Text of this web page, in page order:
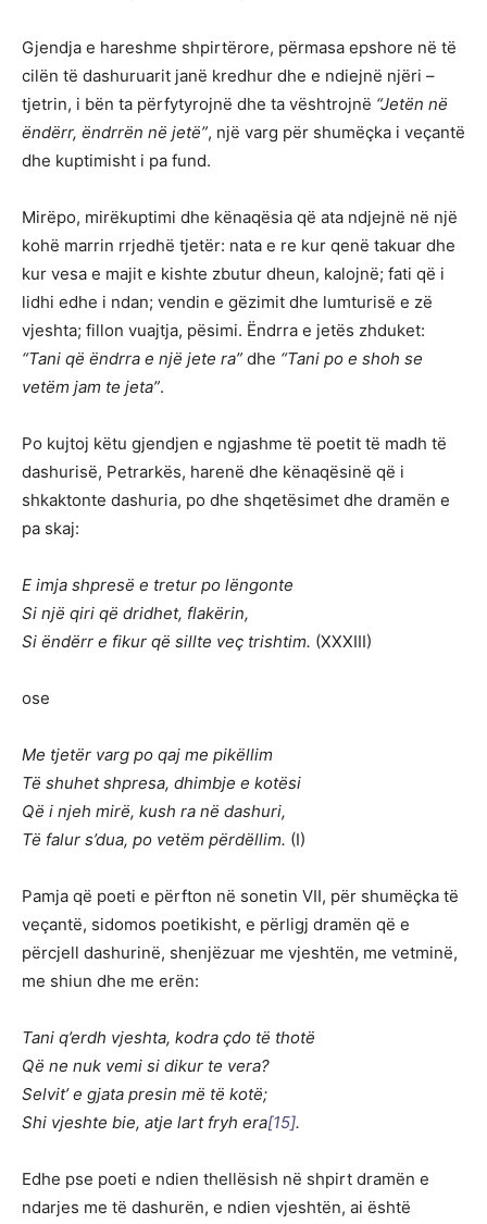
Gjendja e hareshme shpirtërore, përmasa epshore në të
cilën të dashuruarit janë kredhur dhe e ndiejnë njëri –
tjetrin, i bën ta përfytyrojnë dhe ta vështrojnë “Jetën në
ëndërr, ëndrrën në jetë”, një varg për shumëçka i veçantë
dhe kuptimisht i pa fund.
Mirëpo, mirëkuptimi dhe kënaqësia që ata ndjejnë në një
kohë marrin rrjedhë tjetër: nata e re kur qenë takuar dhe
kur vesa e majit e kishte zbutur dheun, kalojnë; fati që i
lidhi edhe i ndan; vendin e gëzimit dhe lumturisë e zë
vjeshta; fillon vuajtja, pësimi. Ëndrra e jetës zhduket:
“Tani që ëndrra e një jete ra” dhe “Tani po e shoh se
vetëm jam te jeta”.
Po kujtoj këtu gjendjen e ngjashme të poetit të madh të
dashurisë, Petrarkës, harenë dhe kënaqësinë që i
shkaktonte dashuria, po dhe shqetësimet dhe dramën e
pa skaj:
E imja shpresë e tretur po lëngonte
Si një qiri që dridhet, flakërin,
Si ëndërr e fikur që sillte veç trishtim. (XXXIII)
ose
Me tjetër varg po qaj me pikëllim
Të shuhet shpresa, dhimbje e kotësi
Që i njeh mirë, kush ra në dashuri,
Të falur s’dua, po vetëm përdëllim. (I)
Pamja që poeti e përfton në sonetin VII, për shumëçka të
veçantë, sidomos poetikisht, e përligj dramën që e
përcjell dashurinë, shenjëzuar me vjeshtën, me vetminë,
me shiun dhe me erën:
Tani q’erdh vjeshta, kodra çdo të thotë
Që ne nuk vemi si dikur te vera?
Selvit’ e gjata presin më të kotë;
Shi vjeshte bie, atje lart fryh era[15].
Edhe pse poeti e ndien thellësish në shpirt dramën e
ndarjes me të dashurën, e ndien vjeshtën, ai është